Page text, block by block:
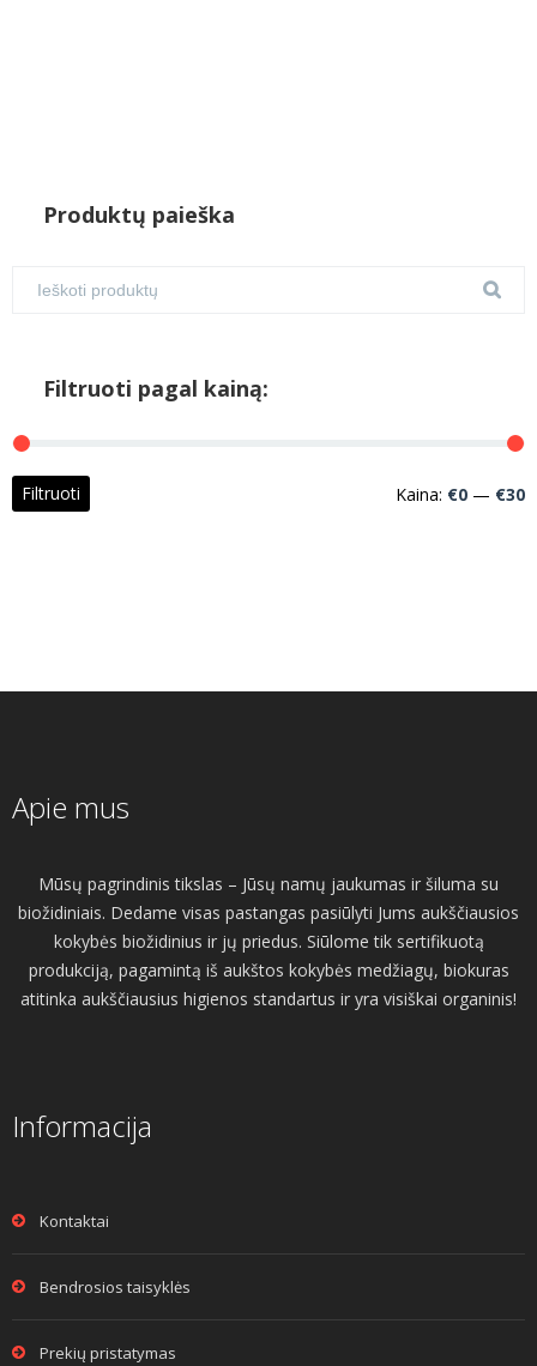
Produktų paieška
Filtruoti pagal kainą:
Filtruoti Kaina: €0 — €30
Apie mus
Mūsų pagrindinis tikslas – Jūsų namų jaukumas ir šiluma su
biožidiniais. Dedame visas pastangas pasiūlyti Jums aukščiausios
kokybės biožidinius ir jų priedus. Siūlome tik sertifikuotą
produkciją, pagamintą iš aukštos kokybės medžiagų, biokuras
atitinka aukščiausius higienos standartus ir yra visiškai organinis!
Informacija
Kontaktai
Bendrosios taisyklės
Prekių pristatymas